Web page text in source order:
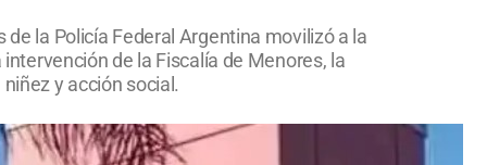
la Policía Federal Argentina movilizó a la
de la Fiscalía de Menores, la
y acción social.